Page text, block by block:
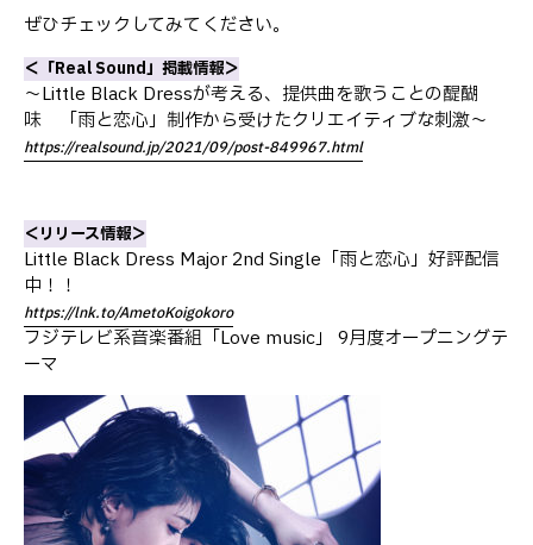
ぜひチェックしてみてください。
＜「Real Sound」掲載情報＞
〜Little Black Dressが考える、提供曲を歌うことの醍醐
味 「雨と恋心」制作から受けたクリエイティブな刺激〜
https://realsound.jp/2021/09/post-849967.html
＜リリース情報＞
Little Black Dress Major 2nd Single「雨と恋心」好評配信
中！！
https://lnk.to/AmetoKoigokoro
フジテレビ系音楽番組「Love music」 9月度オープニングテ
ーマ